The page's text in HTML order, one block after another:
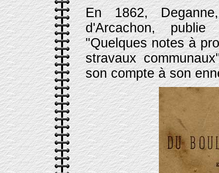
En 1862,
d'Arcachon,
"Quelques notes à
stravaux
son compte à son